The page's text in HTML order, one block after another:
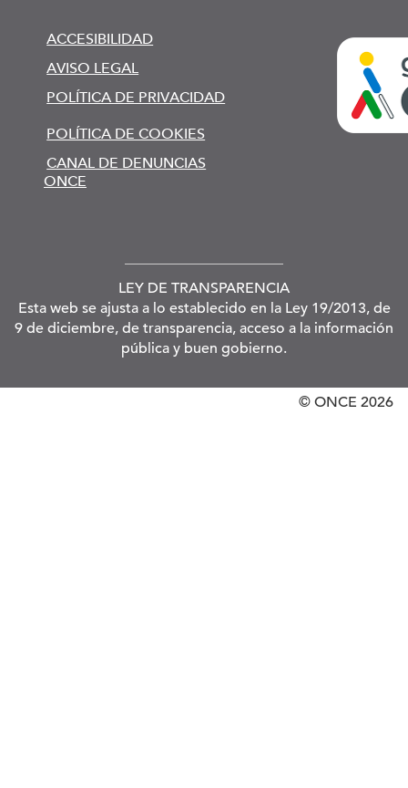
ACCESIBILIDAD
AVISO LEGAL
POLÍTICA DE PRIVACIDAD
POLÍTICA DE COOKIES
CANAL DE DENUNCIAS
ONCE
LEY DE TRANSPARENCIA
Esta web se ajusta a lo establecido en la Ley 19/2013, de
9 de diciembre, de transparencia, acceso a la información
pública y buen gobierno.
© ONCE 2026